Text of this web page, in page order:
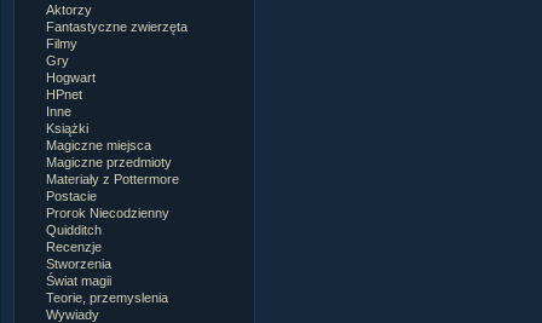
Aktorzy
Fantastyczne zwierzęta
Filmy
Gry
Hogwart
HPnet
Inne
Książki
Magiczne miejsca
Magiczne przedmioty
Materiały z Pottermore
Postacie
Prorok Niecodzienny
Quidditch
Recenzje
Stworzenia
Świat magii
Teorie, przemyslenia
Wywiady